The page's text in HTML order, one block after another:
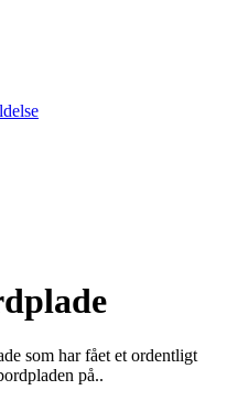
som har fået et ordentligt
på..